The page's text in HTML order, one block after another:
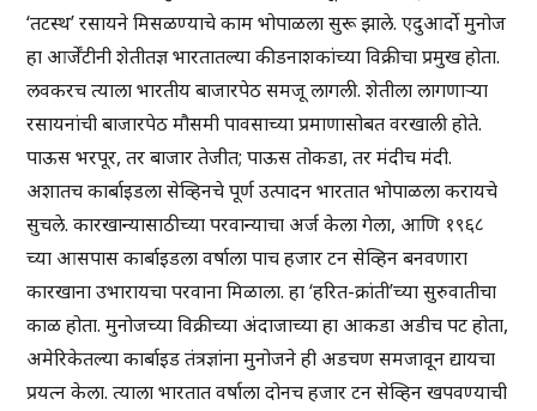
‘तटस्थ’ रसायने मिसळण्याचे काम भोपाळला सुरू झाले. एदुआर्दो मुनोज
हा आर्जेंटीनी शेतीतज्ञ भारतातल्या कीडनाशकांच्या विक्रीचा प्रमुख होता.
लवकरच त्याला भारतीय बाजारपेठ समजू लागली. शेतीला लागणाऱ्या
रसायनांची बाजारपेठ मौसमी पावसाच्या प्रमाणासोबत वरखाली होते.
पाऊस भरपूर, तर बाजार तेजीत; पाऊस तोकडा, तर मंदीच मंदी.
अशातच कार्बाइडला सेव्हिनचे पूर्ण उत्पादन भारतात भोपाळला करायचे
सुचले. कारखान्यासाठीच्या परवान्याचा अर्ज केला गेला, आणि १९६८
च्या आसपास कार्बाइडला वर्षाला पाच हजार टन सेव्हिन बनवणारा
कारखाना उभारायचा परवाना मिळाला. हा ‘हरित-क्रांती’च्या सुरुवातीचा
काळ होता. मुनोजच्या विक्रीच्या अंदाजाच्या हा आकडा अडीच पट होता,
अमेरिकेतल्या कार्बाइड तंत्रज्ञांना मुनोजने ही अडचण समजावून द्यायचा
प्रयत्न केला. त्याला भारतात वर्षाला दोनच हजार टन सेव्हिन खपवण्याची